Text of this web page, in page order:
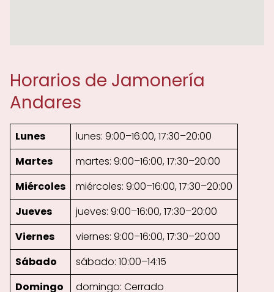
Horarios de Jamonería
Andares
Lunes
lunes: 9:00–16:00, 17:30–20:00
Martes
martes: 9:00–16:00, 17:30–20:00
Miércoles
miércoles: 9:00–16:00, 17:30–20:00
Jueves
jueves: 9:00–16:00, 17:30–20:00
Viernes
viernes: 9:00–16:00, 17:30–20:00
Sábado
sábado: 10:00–14:15
Domingo
domingo: Cerrado